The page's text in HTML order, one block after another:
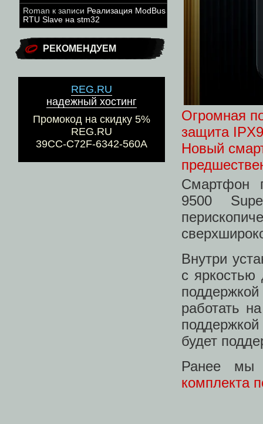
Roman к записи Реализация ModBus
RTU Slave на stm32
РЕКОМЕНДУЕМ
REG.RU
надежный хостинг
Промокод на скидку 5%
REG.RU
39CC-C72F-6342-560A
Огромная
защита
Новый
Смартфон
9500
Внутри
с яркостью
работать
будет
Ранее мы
комплекта